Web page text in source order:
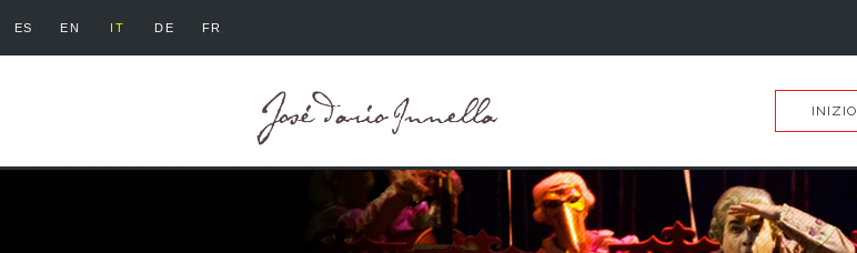
ES EN IT DE FR
INIZIO